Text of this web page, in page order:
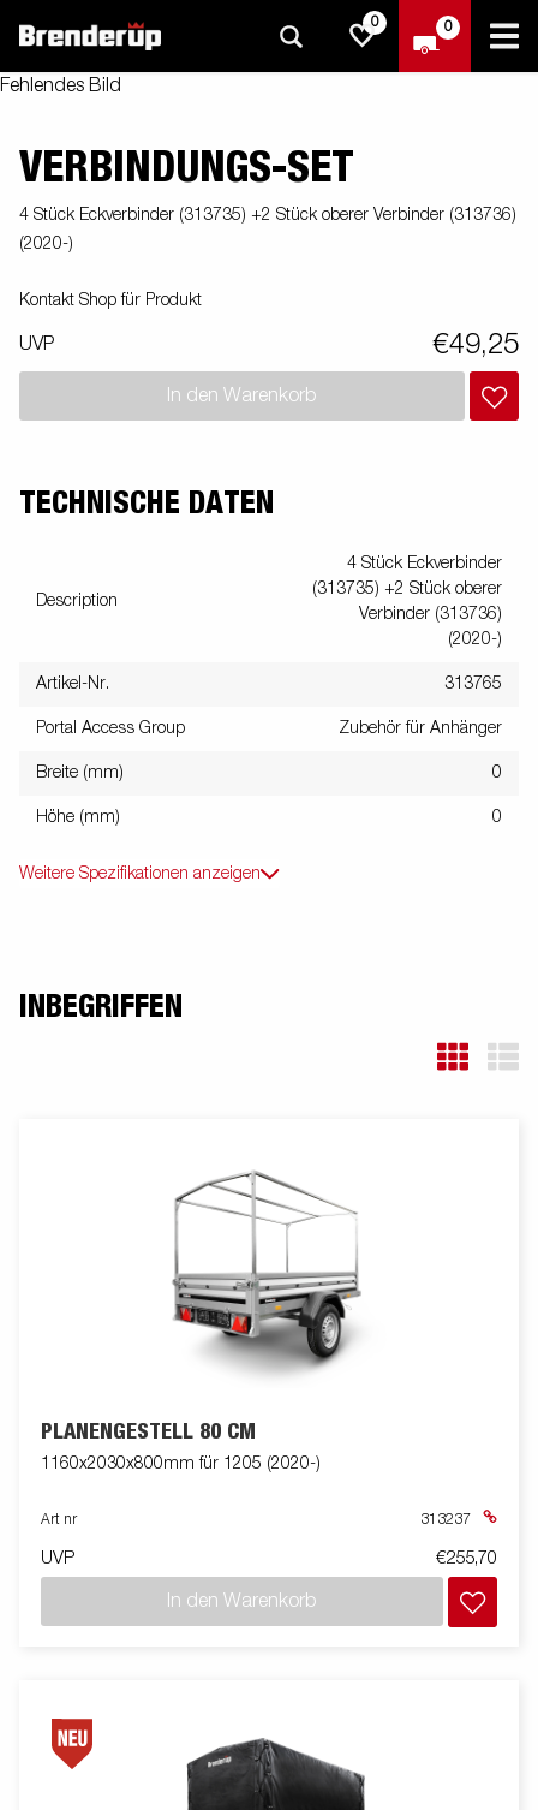
0 0
Fehlendes Bild
VERBINDUNGS-SET
4 Stück Eckverbinder (313735) +2 Stück oberer Verbinder (313736)
(2020-)
Kontakt Shop für Produkt
UVP €49,25
In den Warenkorb
TECHNISCHE DATEN
Description
4 Stück Eckverbinder
(313735) +2 Stück oberer
Verbinder (313736)
(2020-)
Artikel-Nr. 313765
Portal Access Group Zubehör für Anhänger
Breite (mm) 0
Höhe (mm) 0
Weitere Spezifikationen anzeigen
INBEGRIFFEN
PLANENGESTELL 80 CM
1160x2030x800mm für 1205 (2020-)
Art nr 313237
UVP €255,70
In den Warenkorb